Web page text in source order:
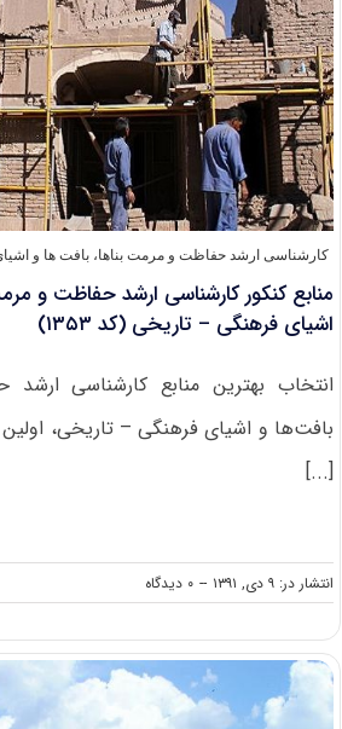
کارشناسی ارشد حفاظت و مرمت بناها، بافت‌ ها و
منابع کنکور کارشناسی ارشد حفاظت و
اشیای فرهنگی – تاریخی (کد ۱۳۵۳)
انتخاب بهترین منابع کارشناسی
بافت‌ها و اشیای فرهنگی – تاریخی،
[...]
انتشار در: ۹ دی, ۱۳۹۱ -- ۰ دیدگاه
on
منابع
کارشناسی
ارشد
حفاظت